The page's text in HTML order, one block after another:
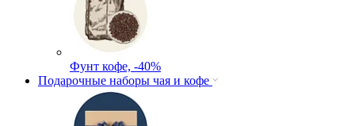
Фунт кофе, -40%
Подарочные наборы чая и кофе